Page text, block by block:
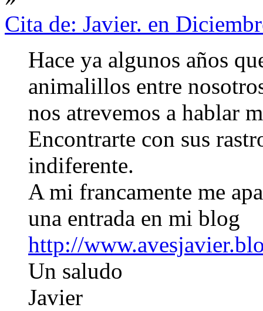
Cita de: Javier. en
Hace ya algunos años
animalillos entre
nos atrevemos a hablar
Encontrarte con sus
indiferente.
A mi francamente me
una entrada en mi blog
http://
Un saludo
Javier